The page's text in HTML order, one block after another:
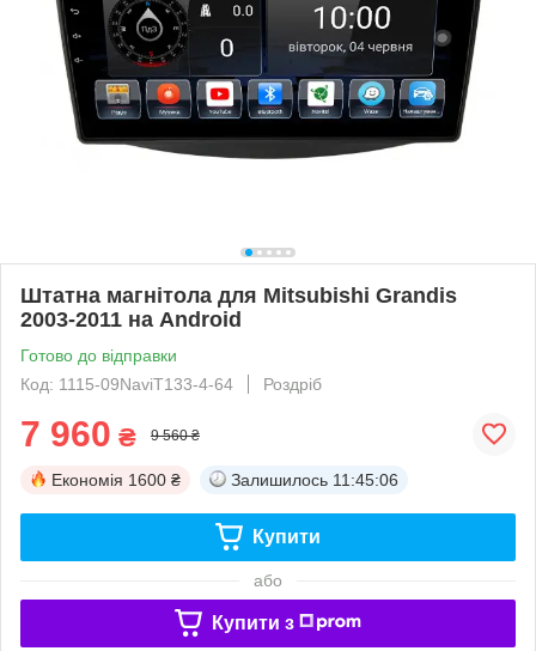
Штатна магнітола для Mitsubishi Grandis
2003-2011 на Android
Готово до відправки
Код: 1115-09NaviT133-4-64
Роздріб
7 960 ₴ 9 560 ₴
Економія 1600 ₴ Залишилось 11:45:06
Купити
або
Купити з